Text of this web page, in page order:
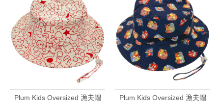
Plum Kids Oversized 漁夫帽
Plum Kids Oversized 漁夫帽